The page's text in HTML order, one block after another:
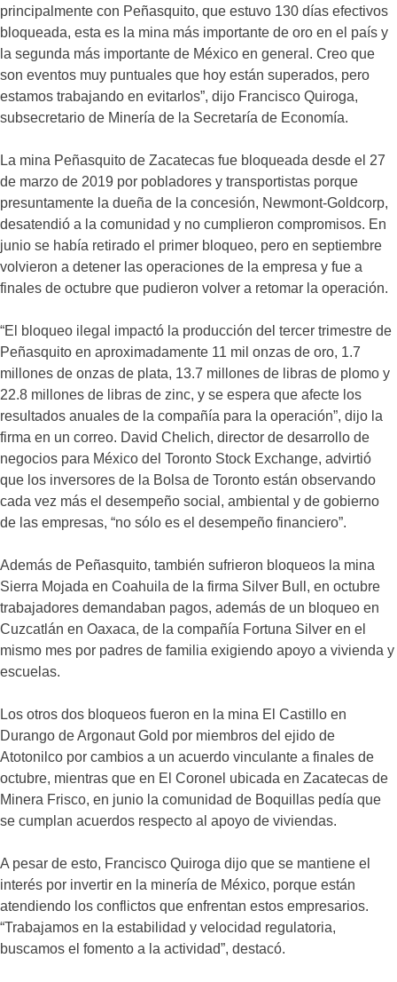
principalmente con Peñasquito, que estuvo 130 días efectivos
bloqueada, esta es la mina más importante de oro en el país y
la segunda más importante de México en general. Creo que
son eventos muy puntuales que hoy están superados, pero
estamos trabajando en evitarlos”, dijo Francisco Quiroga,
subsecretario de Minería de la Secretaría de Economía.
La mina Peñasquito de Zacatecas fue bloqueada desde el 27
de marzo de 2019 por pobladores y transportistas porque
presuntamente la dueña de la concesión, Newmont-Goldcorp,
desatendió a la comunidad y no cumplieron compromisos. En
junio se había retirado el primer bloqueo, pero en septiembre
volvieron a detener las operaciones de la empresa y fue a
finales de octubre que pudieron volver a retomar la operación.
“El bloqueo ilegal impactó la producción del tercer trimestre de
Peñasquito en aproximadamente 11 mil onzas de oro, 1.7
millones de onzas de plata, 13.7 millones de libras de plomo y
22.8 millones de libras de zinc, y se espera que afecte los
resultados anuales de la compañía para la operación”, dijo la
firma en un correo. David Chelich, director de desarrollo de
negocios para México del Toronto Stock Exchange, advirtió
que los inversores de la Bolsa de Toronto están observando
cada vez más el desempeño social, ambiental y de gobierno
de las empresas, “no sólo es el desempeño financiero”.
Además de Peñasquito, también sufrieron bloqueos la mina
Sierra Mojada en Coahuila de la firma Silver Bull, en octubre
trabajadores demandaban pagos, además de un bloqueo en
Cuzcatlán en Oaxaca, de la compañía Fortuna Silver en el
mismo mes por padres de familia exigiendo apoyo a vivienda y
escuelas.
Los otros dos bloqueos fueron en la mina El Castillo en
Durango de Argonaut Gold por miembros del ejido de
Atotonilco por cambios a un acuerdo vinculante a finales de
octubre, mientras que en El Coronel ubicada en Zacatecas de
Minera Frisco, en junio la comunidad de Boquillas pedía que
se cumplan acuerdos respecto al apoyo de viviendas.
A pesar de esto, Francisco Quiroga dijo que se mantiene el
interés por invertir en la minería de México, porque están
atendiendo los conflictos que enfrentan estos empresarios.
“Trabajamos en la estabilidad y velocidad regulatoria,
buscamos el fomento a la actividad”, destacó.